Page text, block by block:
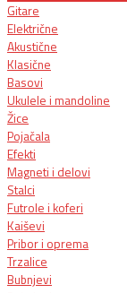
Gitare
Električne
Akustične
Klasične
Basovi
Ukulele i mandoline
Žice
Pojačala
Efekti
Magneti i delovi
Stalci
Futrole i koferi
Kaiševi
Pribor i oprema
Trzalice
Bubnjevi